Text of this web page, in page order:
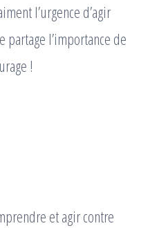
l’urgence d’agir
partage l’importance de
!
et agir contre